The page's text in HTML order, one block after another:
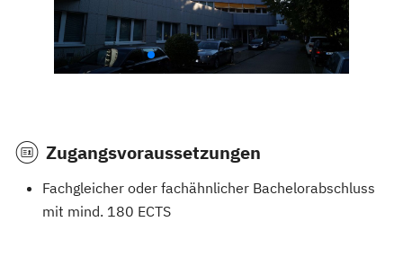
Zugangsvoraussetzungen
Fachgleicher oder fachähnlicher Bachelorabschluss
mit mind. 180 ECTS